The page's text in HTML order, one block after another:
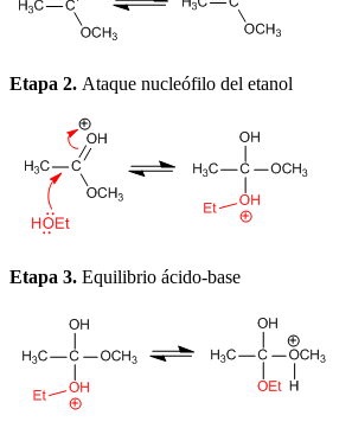
Etapa 2. Ataque nucleófilo del etanol
Etapa 3. Equilibrio ácido-base